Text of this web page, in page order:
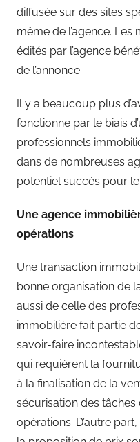
diffusée sur des sites
même de l’agence.
édités par l’agence
de l’annonce.
Il y a beaucoup plus
fonctionne par le biais
professionnels
dans de nombreuses
potentiel succès pour
Une agence
opérations
Une transaction
bonne organisation de
aussi de celle des
immobilière fait partie
savoir-faire
qui requièrent la
à la finalisation de la
sécurisation des tâches
opérations. D’autre